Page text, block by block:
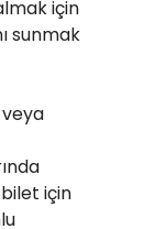
için
sunmak
için